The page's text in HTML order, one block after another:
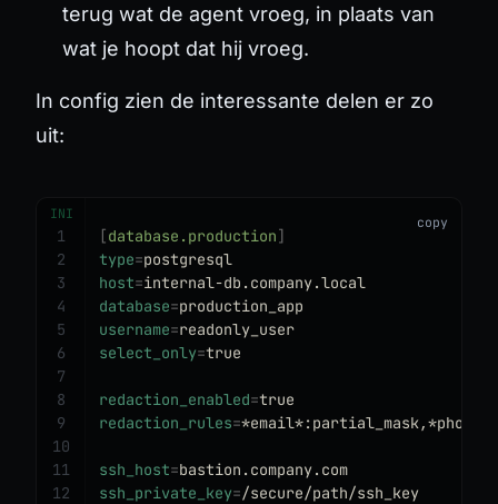
terug wat de agent vroeg, in plaats van
wat je hoopt dat hij vroeg.
In config zien de interessante delen er zo
uit:
INI
[database.production]
type=postgresql
host=internal-db.company.local
database=production_app
username=readonly_user
select_only=true
redaction_enabled=true
redaction_rules=
ssh_host=bastion.company.com
ssh_private_key=/secure/path/ssh_key
1
2
3
4
5
6
7
8
9
10
11
12